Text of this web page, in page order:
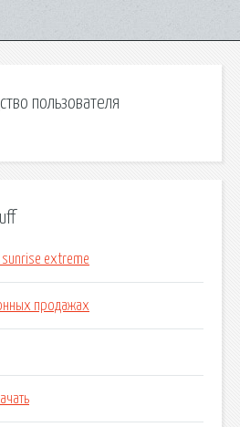
пользователя
sunrise extreme
продажах